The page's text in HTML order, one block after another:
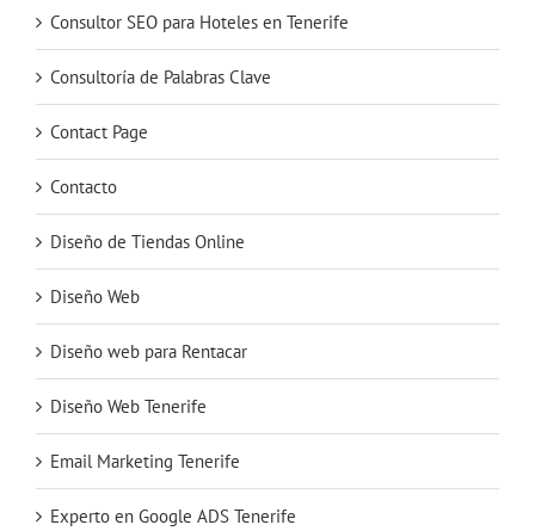
Consultor SEO para Hoteles en Tenerife
Consultoría de Palabras Clave
Contact Page
Contacto
Diseño de Tiendas Online
Diseño Web
Diseño web para Rentacar
Diseño Web Tenerife
Email Marketing Tenerife
Experto en Google ADS Tenerife